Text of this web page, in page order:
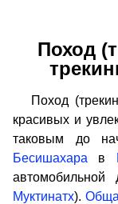
Поход
Поход
красивых и
таковым до
Бесишахара в
автомобильной
Муктинатх).